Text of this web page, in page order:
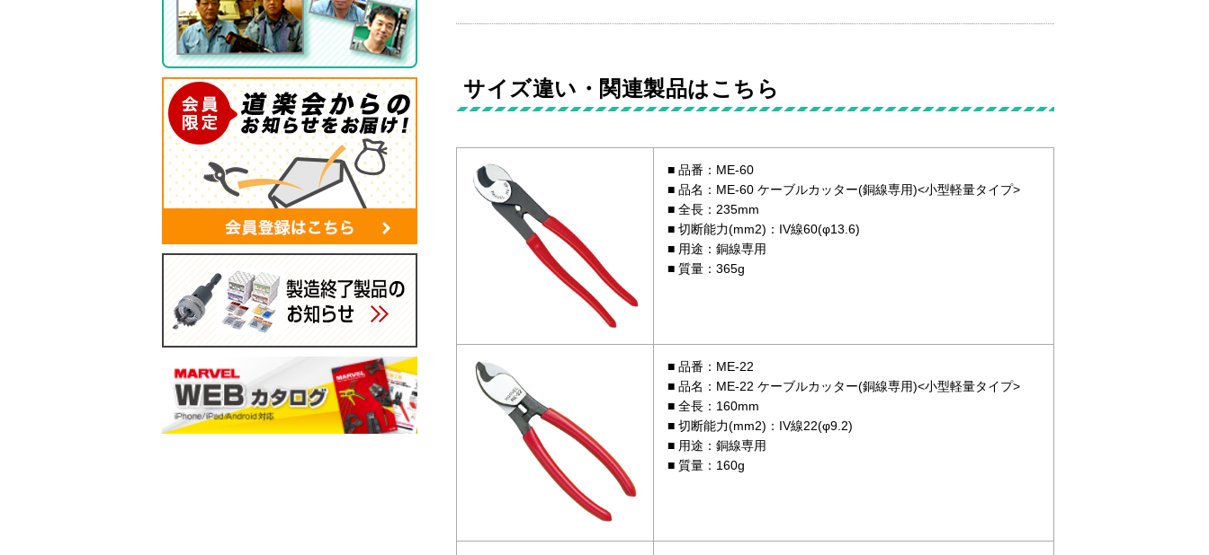
サイズ違い・関連製品はこちら
品番：ME-60
品名：ME-60 ケーブルカッター(銅線専用)<小型軽量タイプ>
全長：235mm
切断能力(mm2)：IV線60(φ13.6)
用途：銅線専用
質量：365g
品番：ME-22
品名：ME-22 ケーブルカッター(銅線専用)<小型軽量タイプ>
全長：160mm
切断能力(mm2)：IV線22(φ9.2)
用途：銅線専用
質量：160g
ツールバッグ
帆布シリーズ
現場用ゴミ箱
蛍光灯・モールバッグ
手袋
パーツボックス
電工バケツ
ケーブルタイホルダー
マルチポーチ
小判型ポケット